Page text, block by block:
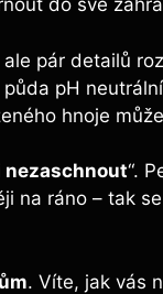
⁢do své
pár detailů
pH
hnoje
nezaschnout“.
‌na ráno – tak
. Víte, ‍jak vás